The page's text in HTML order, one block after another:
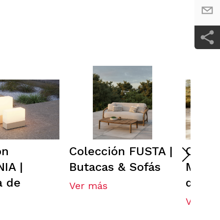
|
de
Colección FUSTA |
Butacas & Sofás
Ver más
de
Ver